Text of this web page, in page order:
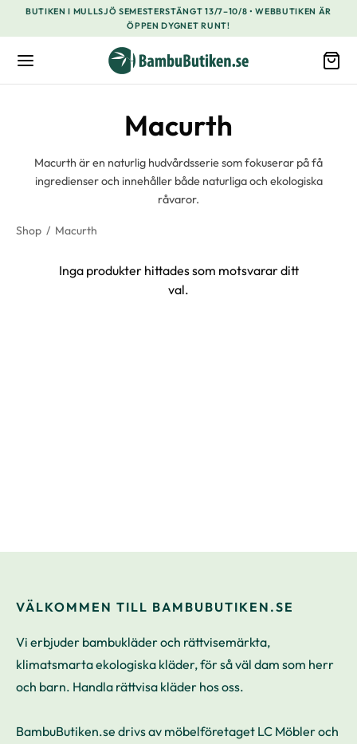
BUTIKEN I MULLSJÖ SEMESTERSTÄNGT 13/7–10/8 • WEBBUTIKEN ÄR
ÖPPEN DYGNET RUNT!
Macurth
Macurth är en naturlig hudvårdsserie som fokuserar på få
ingredienser och innehåller både naturliga och ekologiska
råvaror.
Shop / Macurth
Inga produkter hittades som motsvarar ditt
val.
VÄLKOMMEN TILL BAMBUBUTIKEN.SE
Vi erbjuder bambukläder och rättvisemärkta,
klimatsmarta ekologiska kläder, för så väl dam som herr
och barn. Handla rättvisa kläder hos oss.
BambuButiken.se drivs av möbelföretaget LC Möbler och